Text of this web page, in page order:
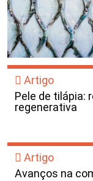
Artigo
Pele de tilápia:
regenerativa
Artigo
Avanços na